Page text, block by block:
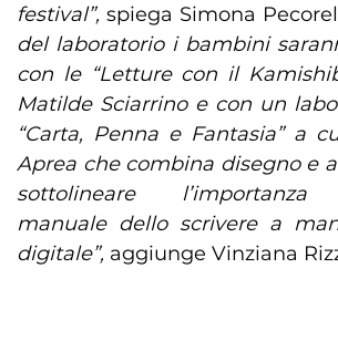
festival”, spiega Simona
del laboratorio i bambini
con le “Letture con il
Matilde Sciarrino e con un
“Carta, Penna e Fantasia” a
Aprea che combina disegno e
sottolineare l’importanza
manuale dello scrivere a
digitale”, aggiunge Vinziana